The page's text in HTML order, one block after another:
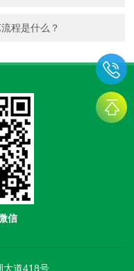
程是什么？
信
大道418号